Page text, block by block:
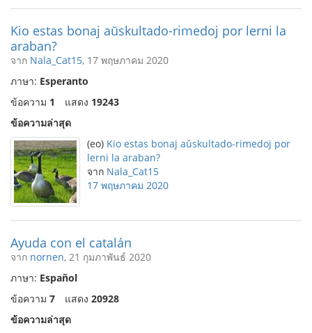
Kio estas bonaj aŭskultado-rimedoj por lerni la
araban?
จาก Nala_Cat15, 17 พฤษภาคม 2020
ภาษา: Esperanto
ข้อความ 1 แสดง 19243
ข้อความล่าสุด
(eo) Kio estas bonaj aŭskultado-rimedoj por
lerni la araban?
จาก Nala_Cat15
17 พฤษภาคม 2020
Ayuda con el catalán
จาก nornen, 21 กุมภาพันธ์ 2020
ภาษา: Español
ข้อความ 7 แสดง 20928
ข้อความล่าสุด